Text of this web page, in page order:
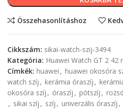
Összehasonlításhoz
Cikkszám: sikai-watch-szij-3494
Kategória: Huawei Watch GT 2 42
Címkék: huawei , huawei okosóra
watch szíj , kerámia óraszíj ,
okosóra szíj , óraszíj , pótszíj ,
, sikai szíj , szíj , univerzális óraszíj ,